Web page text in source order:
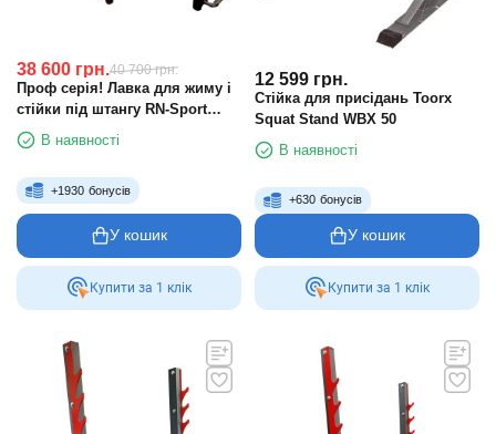
38 600 грн.40 700 грн.
Проф серія! Лавка для жиму і
стійки під штангу RN-Sport
black rock
В наявності
+1930 бонусів
У кошик
Купити за 1 клiк
12 599 грн.
Стійка для присідань Toorx
Squat Stand WBX 50
В наявності
+630 бонусів
У кошик
Купити за 1 клiк